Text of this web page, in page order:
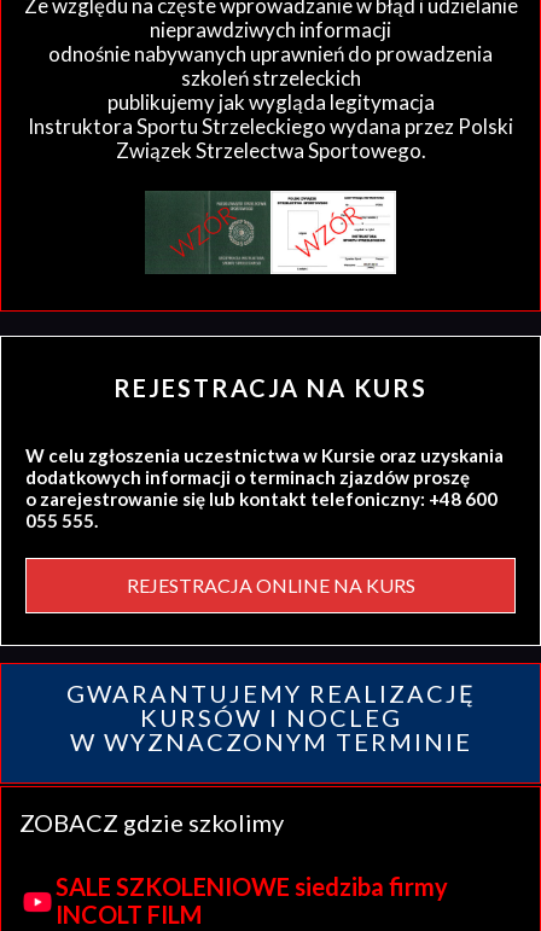
Ze względu na częste wprowadzanie w błąd i udzielanie
nieprawdziwych informacji
odnośnie nabywanych uprawnień do prowadzenia
szkoleń strzeleckich
publikujemy jak wygląda legitymacja
Instruktora Sportu Strzeleckiego wydana przez Polski
Związek Strzelectwa Sportowego.
REJESTRACJA NA KURS
W celu zgłoszenia uczestnictwa w Kursie oraz uzyskania
dodatkowych informacji o terminach zjazdów proszę
o zarejestrowanie się lub kontakt telefoniczny: +48 600
055 555.
REJESTRACJA ONLINE NA KURS
GWARANTUJEMY REALIZACJĘ
KURSÓW I NOCLEG
W WYZNACZONYM TERMINIE
ZOBACZ gdzie szkolimy
SALE SZKOLENIOWE siedziba firmy
INCOLT FILM